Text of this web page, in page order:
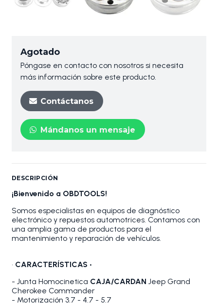
Agotado
Póngase en contacto con nosotros si necesita
más información sobre este producto.
Contáctanos
Mándanos un mensaje
DESCRIPCIÓN
¡Bienvenido a OBDTOOLS!
Somos especialistas en equipos de diagnóstico
electrónico y repuestos automotrices. Contamos con
una amplia gama de productos para el
mantenimiento y reparación de vehículos.
• CARACTERÍSTICAS •
- Junta Homocinetica CAJA/CARDAN Jeep Grand
Cherokee Commander
- Motorización 3.7 - 4.7 - 5.7